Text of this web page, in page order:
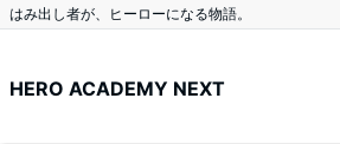
はみ出し者が、ヒーローになる物語。
HERO ACADEMY NEXT